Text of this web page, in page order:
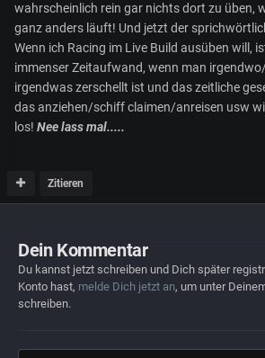
wahrscheinlich rein gar nichts dort zu üben,
ganz anders läuft! Und jetzt der
Wenn ich Racing im Live Build ausüben will,
immenser Zeitaufwand, wenn man
irgendwas zerschellt ist und das zeitliche
das anziehen/schiff claimen/anreisen usw
los! Nee lass mal.....
Zitieren
Dein Kommentar
Du kannst jetzt schreiben und Dich später
Konto hast, melde Dich jetzt an, um unter
schreiben.